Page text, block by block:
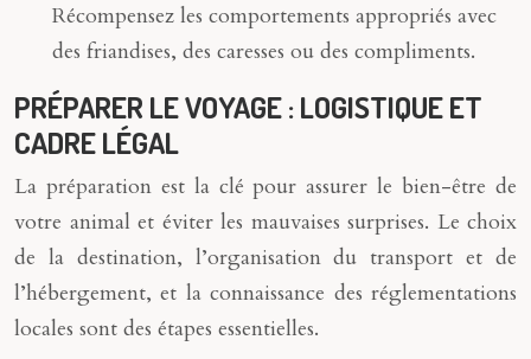
Récompensez les comportements appropriés avec
des friandises, des caresses ou des compliments.
PRÉPARER LE VOYAGE : LOGISTIQUE ET
CADRE LÉGAL
La préparation est la clé pour assurer le bien-être de
votre animal et éviter les mauvaises surprises. Le choix
de la destination, l’organisation du transport et de
l’hébergement, et la connaissance des réglementations
locales sont des étapes essentielles.